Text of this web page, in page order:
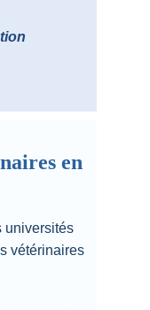
en
universités
vétérinaires